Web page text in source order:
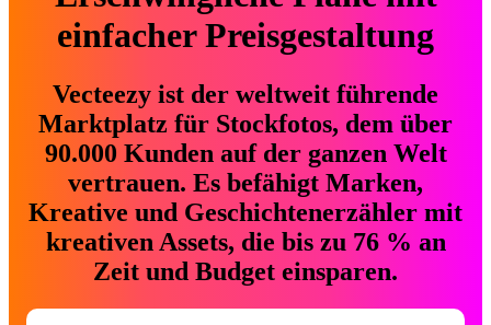
einfacher Preisgestaltung
Vecteezy ist der weltweit führende
Marktplatz für Stockfotos, dem über
90.000 Kunden auf der ganzen Welt
vertrauen. Es befähigt Marken,
Kreative und Geschichtenerzähler mit
kreativen Assets, die bis zu 76 % an
Zeit und Budget einsparen.